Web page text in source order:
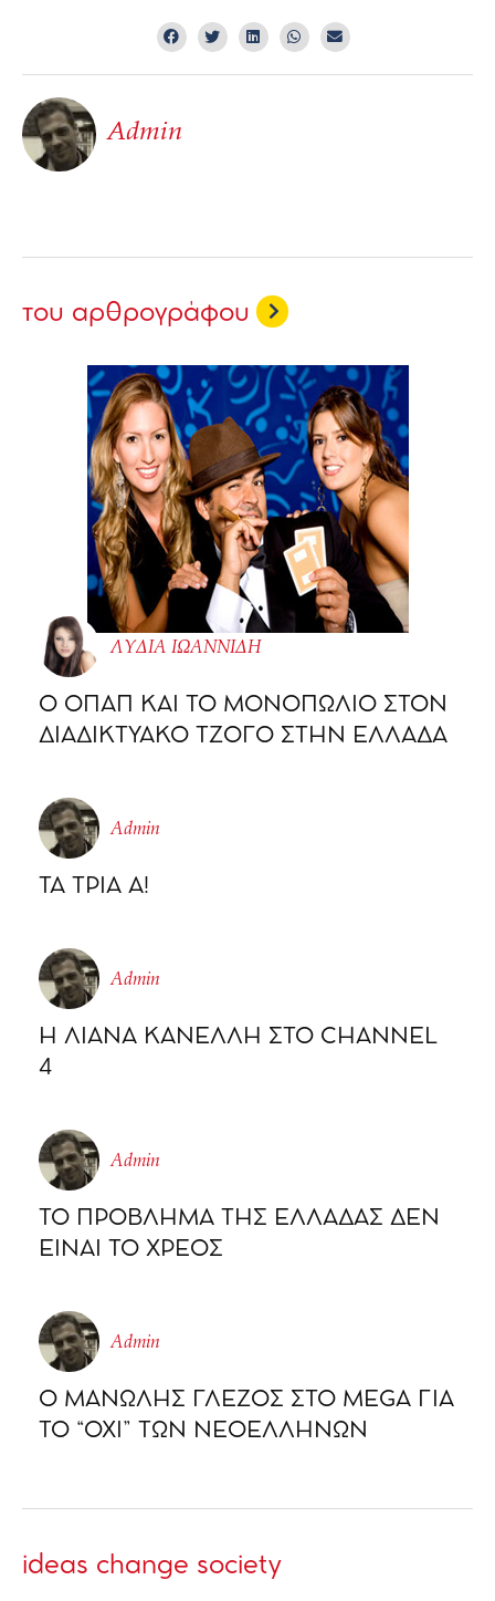
Admin
του αρθρογράφου
ΛΥΔΙΑ ΙΩΑΝΝΙΔΗ
O ΟΠΑΠ ΚΑΙ ΤΟ ΜΟΝΟΠΩΛΙΟ ΣΤΟΝ
ΔΙΑΔΙΚΤΥΑΚΟ ΤΖΟΓΟ ΣΤΗΝ ΕΛΛΑΔΑ
Admin
ΤΑ ΤΡΙΑ Α!
Admin
Η ΛΙΑΝΑ ΚΑΝΕΛΛΗ ΣΤΟ CHΑΝΝΕL
4
Admin
ΤΟ ΠΡΟΒΛΗΜΑ ΤΗΣ ΕΛΛΑΔΑΣ ΔΕΝ
ΕΙΝΑΙ ΤΟ ΧΡΕΟΣ
Admin
Ο ΜΑΝΩΛΗΣ ΓΛΕΖΟΣ ΣΤΟ MEGA ΓΙΑ
ΤΟ “ΟΧΙ” ΤΩΝ ΝΕΟΕΛΛΗΝΩΝ
ideas change society